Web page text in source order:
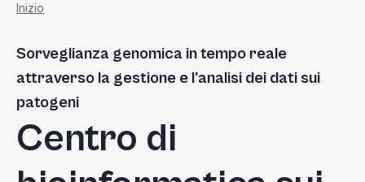
Briciola
di
pane
Inizio
Sorveglianza genomica in tempo reale
attraverso la gestione e l'analisi dei dati sui
patogeni
Centro di